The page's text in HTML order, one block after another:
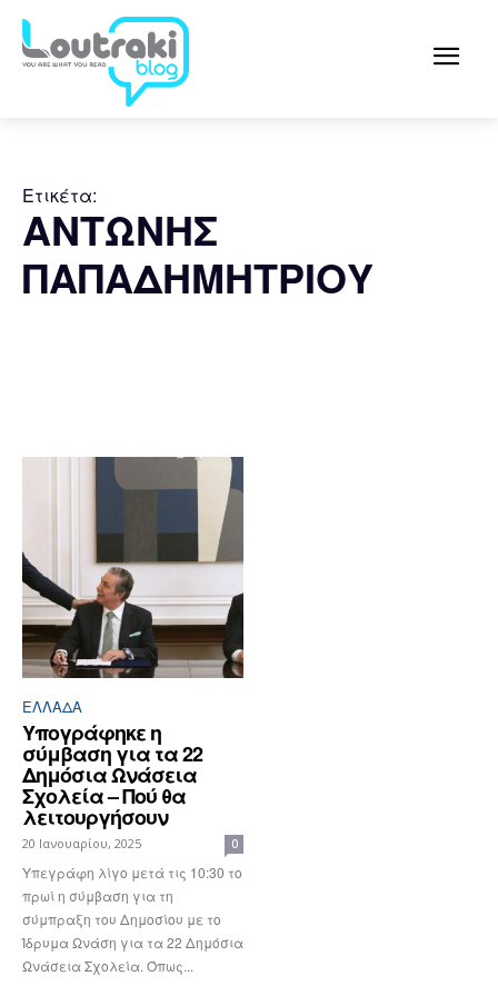
Ετικέτα:
ΑΝΤΩΝΗΣ
ΠΑΠΑΔΗΜΗΤΡΙΟΥ
ΕΛΛΆΔΑ
Υπογράφηκε η
σύμβαση για τα 22
Δημόσια Ωνάσεια
Σχολεία – Πού θα
λειτουργήσουν
20 Ιανουαρίου, 2025 0
Υπεγράφη λίγο μετά τις 10:30 το
πρωί η σύμβαση για τη
σύμπραξη του Δημοσίου με το
Ίδρυμα Ωνάση για τα 22 Δημόσια
Ωνάσεια Σχολεία. Όπως...